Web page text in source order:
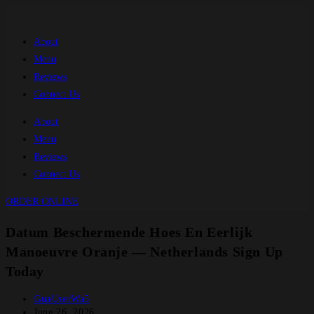
About
Menu
Reviews
Connect Us
About
Menu
Reviews
Connect Us
ORDER ONLINE
Datum Beschermende Hoes En Eerlijk
Manoeuvre Oranje — Netherlands Sign Up
Today
Post
author:
GuaUserWa5
Post